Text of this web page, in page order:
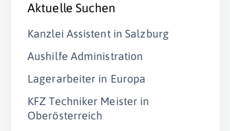
Aktuelle Suchen
Kanzlei Assistent in Salzburg
Aushilfe Administration
Lagerarbeiter in Europa
KFZ Techniker Meister in
Oberösterreich